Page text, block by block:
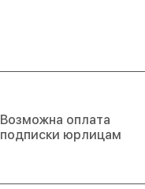
Возможна оплата
подписки юрлицам